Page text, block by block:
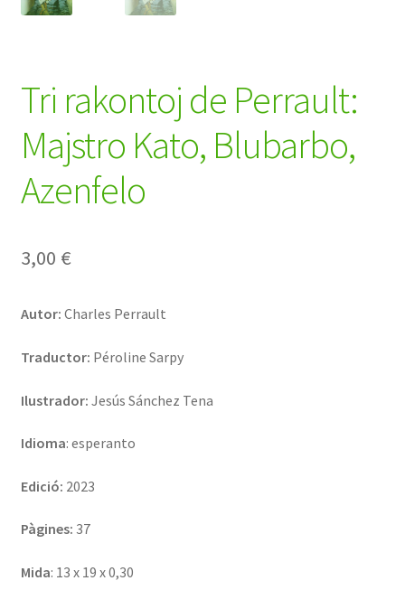
Tri rakontoj de Perrault:
Majstro Kato, Blubarbo,
Azenfelo
3,00 €
Autor: Charles Perrault
Traductor: Péroline Sarpy
Ilustrador: Jesús Sánchez Tena
Idioma: esperanto
Edició: 2023
Pàgines: 37
Mida: 13 x 19 x 0,30